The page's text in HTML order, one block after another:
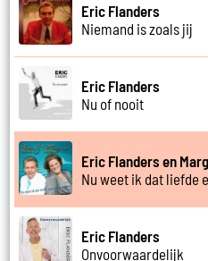
Eric Flanders
Niemand is zoals jij
Eric Flanders
Nu of nooit
Eric Flanders en
Nu weet ik dat liefde
Eric Flanders
Onvoorwaardelijk